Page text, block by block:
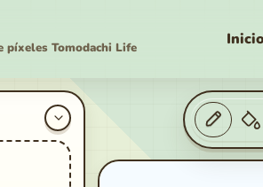
píxeles Tomodachi Life
Creador de